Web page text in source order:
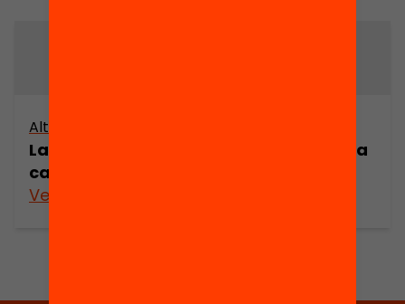
Altres arxius
La filosofia
catalana a l’exili
Veure’n més
La filosofia de la